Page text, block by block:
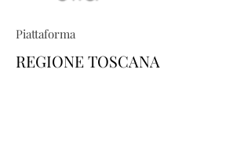
Piattaforma
REGIONE TOSCANA